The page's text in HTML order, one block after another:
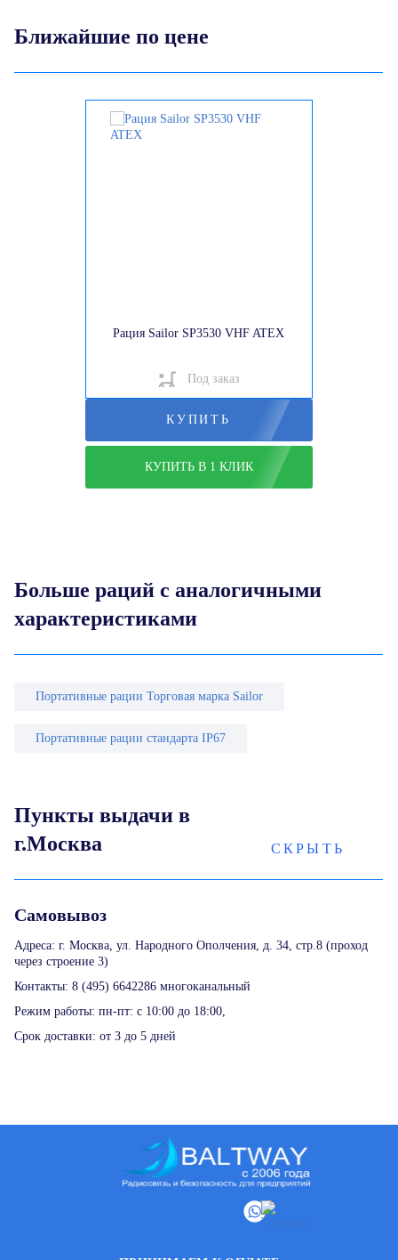
Ближайшие по цене
Рация Sailor SP3530 VHF ATEX
Под заказ
КУПИТЬ
КУПИТЬ В 1 КЛИК
Больше раций с аналогичными
характеристиками
Портативные рации Торговая марка Sailor
Портативные рации стандарта IP67
Пункты выдачи в
г.Москва
СКРЫТЬ
Самовывоз
Адреса: г. Москва, ул. Народного Ополчения, д. 34, стр.8 (проход
через строение 3)
Контакты: 8 (495) 6642286 многоканальный
Режим работы: пн-пт: с 10:00 до 18:00,
Срок доставки: от 3 до 5 дней